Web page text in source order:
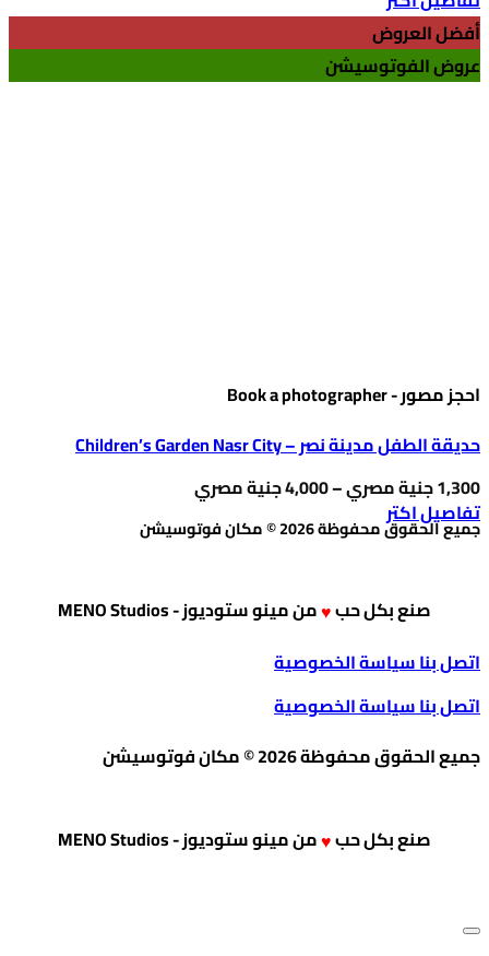
من
⁦5,000 جنية
⁦11,000 جنية
العديد
من
المنتج
أفضل العروض
عروض الفوتوسيشن
احجز مصور - Book a photographer
حديقة الطفل مدينة نصر – Children’s Garden Nasr City
1,300جنية مصري–
4,000جنية مصرينطاق
السعر:
من
⁦1,300 جنية
مصري⁩
تفاصيل اكتر هناك
العديد
الأشكال
لهذا
المنتج.
اختيار
على
جميع الحقوق محفوظة 2026 © مكان فوتوسيشن
صنع بكل حب♥منمينو ستوديوز - MENO Studios
اتصل بناسياسة الخصوصية
اتصل بناسياسة الخصوصية
جميع الحقوق محفوظة 2026 © مكان فوتوسيشن
صنع بكل حب♥منمينو ستوديوز - MENO Studios